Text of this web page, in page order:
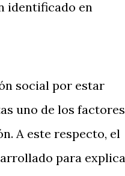
identificado en
social por estar
uno de los factores
A este respecto, el
para